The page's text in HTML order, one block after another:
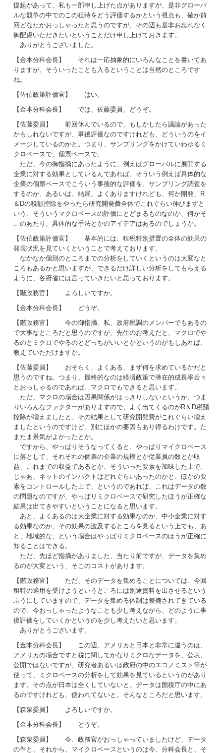
提起があって、私も一部申し上げた点がありますが、是非グローバ
ルな競争の中でのこの租特をどう評価するかという視点も、確か前
回どなたかおっしゃったと思うのですが、その辺も是非お忘れなく
御配慮いただきたいということだけ申し上げておきます。
ありがとうございました。
【金本分科会長】 それは一応抽象的にいろんなことを書いてあ
りますが、そういったことも入るということは当然のところです
ね。
【佐伯政策評価官】 はい。
【金本分科会長】 では、佐藤委員、どうぞ。
【佐藤委員】 前回休んでいるので、もしかしたら議論があった
かもしれないですが、事後評価なのですけれども、どういうのをイ
メージしているのかと。つまり、サンプリングをかけていわゆるミ
クロベースで、個票ベースで。
ただ、今の御指摘にあったように、例えばグローバルに展開する
企業に対する効果としているんであれば、そういう例えば具体的な
企業の個票ベースでこういう事後的な評価を、サンプリング調査を
するのか、あるいは、結局、よくありますけれども、何か開発、R
＆Dの税額控除をやったら研究開発費全体でこれぐらい伸びますと
いう、そういうマクロベースの評価にとどまるものなのか、何かそ
このあたり、具体的な手法とかのアイデアはあるのでしょうか。
【佐伯政策評価官】 基本的には、租税特別措置の全体の効果の
発現状況を見ていくということで考えております。
なかなか個別のところまでの分析をしていくというのは大変なと
ころもあるかと思いますが、できるだけ詳しい分析をしてもらえる
ように、各府省には言っていきたいと思っております。
【階政務官】 よろしいですか。
【金本分科会長】 どうぞ。
【階政務官】 今の御指摘、私、政府税調のメンバーでもあるの
で大事なところだと思うのですが、先生のお考えだと、マクロでや
るのとミクロでやるのとどっちがいいとかというのがもしあれば、
教えていただけますか。
【佐藤委員】 おそらく、よくある、まず何を求めているかだと
思うのですね。つまり、最終的なのは経済政策で潜在的成長率云々
とおっしゃるのであれば、マクロでもできると思います。
ただ、マクロの場合は因果関係がはっきりしないというか、つま
りいろんなファクターがありますので、よく出てくるのがR＆D税額
控除が増えましたと、その結果として研究開発費がこれぐらい増え
ましたというのですけど、別にほかの要因もあり得るわけです。た
またま景気がよかったとか。
ですから、やっぱりそうなってくると、やっぱりマイクロベース
に落として、それぞれの個票の企業の規模とか従業員の数とか収
益、これまでの収益であるとか、そういった要素を加味した上で、
じゃあ、ネットのインパクトはどれぐらいあったのかと、ほかの要
素をコントロールした上で、というのであれば、これはデータの数
の問題なのですが、やっぱりミクロベースで研究したほうが正確な
結果は出てきやすいということになると思います。
あと、よくあるのは大企業に対する効果なのか、中小企業に対す
る効果なのか、その効果の波及するところを見るという上でも、あ
と、地域的な、という場合はやっぱりミクロベースのほうが正確に
知ることはできる。
ただ、先ほど指摘がありました、当たり前ですが、データを集め
るのが大変という、そこのコストがあります。
【階政務官】 ただ、そのデータを集めることについては、今回
租特の適用を受けようというところには別途資料を出させるという
ふうにしていますので、データを集める体制は整備されてきている
ので、今おっしゃったようなことも少し考えながら、どのように事
後評価をしていくかというのを少し考えたいと思います。
ありがとうございます。
【金本分科会長】 この辺、アメリカと日本と非常に違うのは、
アメリカの場合ですと税に関してかなりミクロなデータを、公表、
公開ではないですが、研究者あるいは政府の中のエコノミスト等が
使って、ミクロベースの分析をして効果を見ているというのがあり
ます。その点が日本は全くしていないと。データは国税庁の中にあ
るのですけれども、使われてないと。そんなところだと思います。
【森泉委員】 よろしいですか。
【金本分科会長】 どうぞ。
【森泉委員】 今、政務官がおっしゃっていましたけど、データ
の件と、それから、マイクロベースというのは今、分科会長と、そ